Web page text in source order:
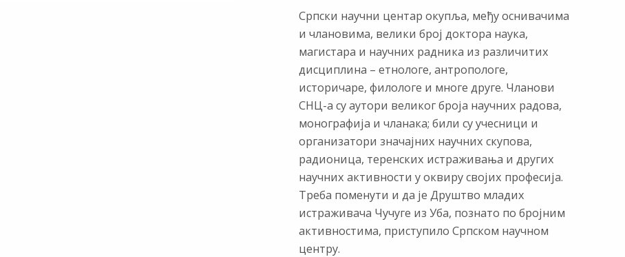
Српски научни центар окупља, међу оснивачима
и члановима, велики број доктора наука,
магистара и научних радника из различитих
дисциплина – етнологе, антропологе,
историчаре, филологе и многе друге. Чланови
СНЦ-а су аутори великог броја научних радова,
монографија и чланака; били су учесници и
организатори значајних научних скупова,
радионица, теренских истраживања и других
научних активности у оквиру својих професија.
Треба поменути и да је Друштво младих
истраживача Чучуге из Уба, познато по бројним
активностима, приступило Српском научном
центру.